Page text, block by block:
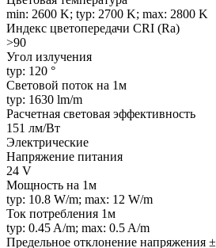
min: 2600 K; typ: 2700 K; max: 2800 K
Индекс цветопередачи CRI (Ra)
>90
Угол излучения
typ: 120 °
Световой поток на 1м
typ: 1630 lm/m
Расчетная световая эффективность
151 лм/Вт
Электрические
Напряжение питания
24 V
Мощность на 1м
typ: 10.8 W/m; max: 12 W/m
Ток потребления 1м
typ: 0.45 A/m; max: 0.5 A/m
Предельное отклонение напряжения ±